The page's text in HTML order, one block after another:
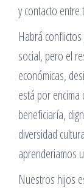
y contacto
Habrá
social, pero el
económicas,
está por
beneficiaría,
diversidad
aprenderiamos
Nuestros hijos